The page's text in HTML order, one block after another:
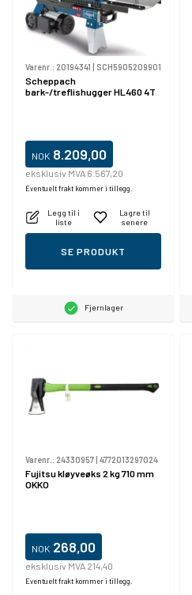
Varenr.: 20194341 | SCH5905209901
Scheppach
bark-/treflishugger HL460 4T
NOK 8.209,00
eksklusiv MVA 6.567,20
Eventuelt frakt kommer i tillegg.
Legg til i
liste
Lagre til
senere
SE PRODUKT
Fjernlager
Varenr.: 24330957| 4772013297024
Fujitsu kløyveøks 2 kg 710 mm
OKKO
NOK 268,00
eksklusiv MVA 214,40
Eventuelt frakt kommer i tillegg.